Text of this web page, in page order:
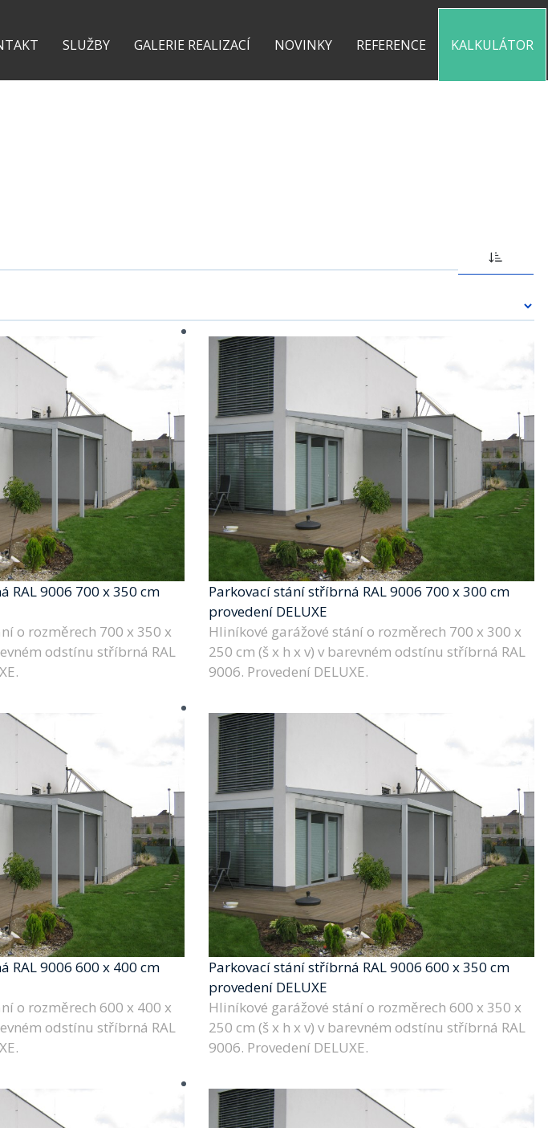
SLUŽBY GALERIE REALIZACÍ NOVINKY REFERENCE KALKULÁTOR
RAL 9006 700 x 350 cm
o rozměrech 700 x 350 x
odstínu stříbrná RAL
Parkovací stání stříbrná RAL 9006 700 x 300 cm
provedení DELUXE
Hliníkové garážové stání o rozměrech 700 x 300 x
250 cm (š x h x v) v barevném odstínu stříbrná RAL
9006. Provedení DELUXE.
RAL 9006 600 x 400 cm
o rozměrech 600 x 400 x
odstínu stříbrná RAL
Parkovací stání stříbrná RAL 9006 600 x 350 cm
provedení DELUXE
Hliníkové garážové stání o rozměrech 600 x 350 x
250 cm (š x h x v) v barevném odstínu stříbrná RAL
9006. Provedení DELUXE.